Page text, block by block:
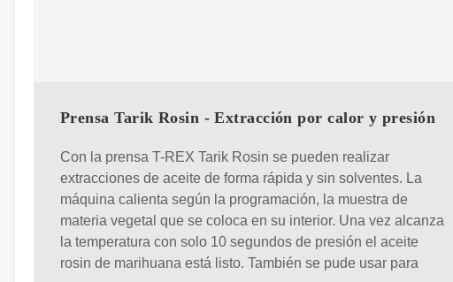
Prensa Tarik Rosin - Extracción por calor y presión
Con la prensa T-REX Tarik Rosin se pueden realizar
extracciones de aceite de forma rápida y sin solventes. La
máquina calienta según la programación, la muestra de
materia vegetal que se coloca en su interior. Una vez alcanza
la temperatura con solo 10 segundos de presión el aceite
rosin de marihuana está listo. También se pude usar para